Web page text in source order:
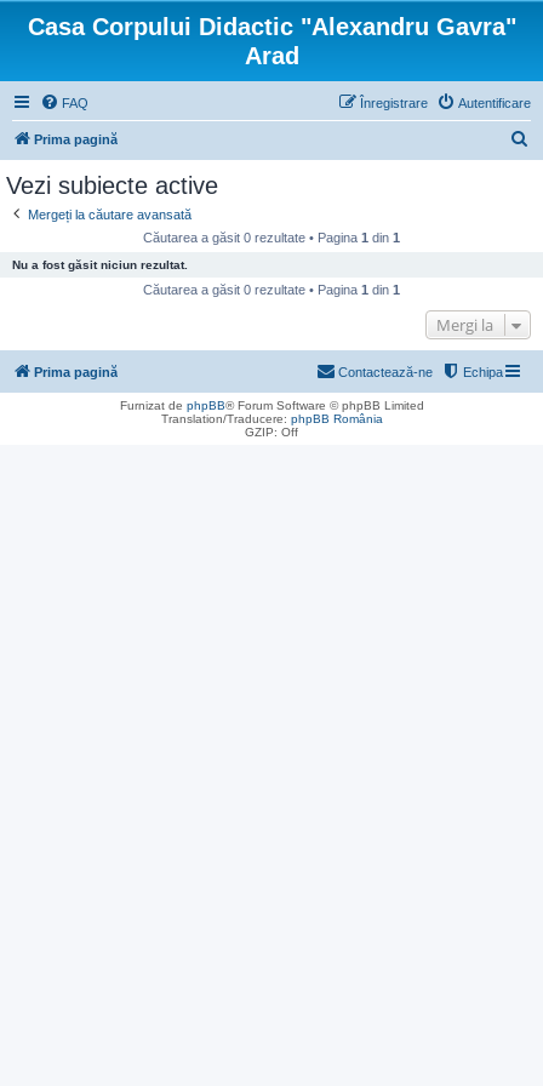
Casa Corpului Didactic "Alexandru Gavra"
Arad
FAQ Autentificare
Înregistrare
Prima pagină
e
Vezi subiecte active
Mergeți la căutare avansată
Căutarea a găsit 0 rezultate • Pagina 1 din 1
Nu a fost găsit niciun rezultat.
Căutarea a găsit 0 rezultate • Pagina 1 din 1
Mergi la
Prima pagină Echipa
Contactează-ne
Furnizat de phpBB® Forum Software © phpBB Limited
Translation/Traducere: phpBB România
GZIP: Off